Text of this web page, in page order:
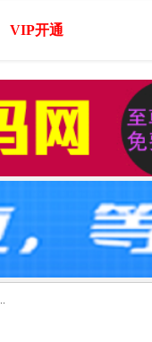
VIP开通